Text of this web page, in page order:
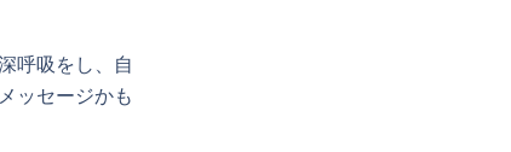
呼吸をし、自
ッセージかも